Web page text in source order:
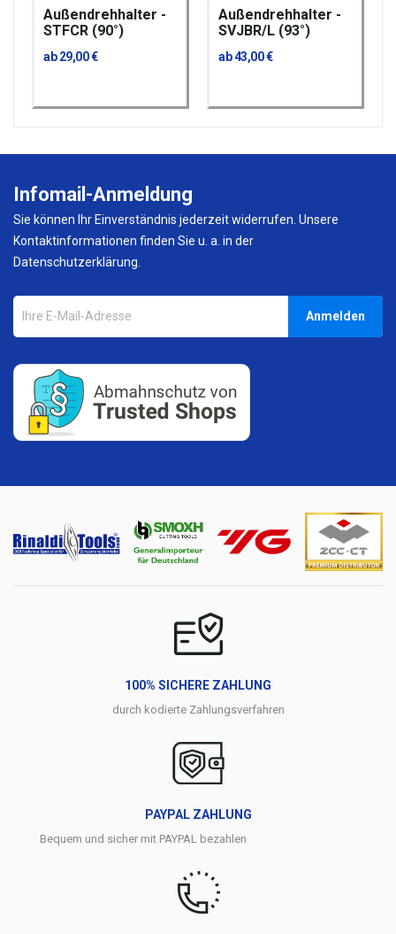
Außendrehhalter -
STFCR (90°)
ab 29,00 €
Außendrehhalter -
SVJBR/L (93°)
ab 43,00 €
Infomail-Anmeldung
Sie können Ihr Einverständnis jederzeit widerrufen. Unsere
Kontaktinformationen finden Sie u. a. in der
Datenschutzerklärung.
100% SICHERE ZAHLUNG
durch kodierte Zahlungsverfahren
PAYPAL ZAHLUNG
Bequem und sicher mit PAYPAL bezahlen